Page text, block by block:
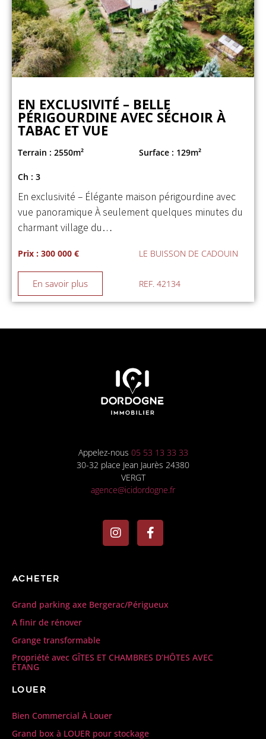
EN EXCLUSIVITÉ – BELLE
PÉRIGOURDINE AVEC SÉCHOIR À
TABAC ET VUE
Terrain : 2550m² Surface : 129m²
Ch : 3
En exclusivité – Élégante maison périgourdine avec
vue panoramique À seulement quelques minutes du
charmant village du…
Prix : 300 000 € LE BUISSON DE CADOUIN
En savoir plus REF. 42134
Appelez-nous 05 53 13 33 33
30-32 place Jean Jaurès 24380
VERGT
agence@icidordogne.fr
Acheter
Grand parking axe Bergerac/Périgueux
A finir de rénover
Grange transformable
Propriété avec GÎTES ET CHAMBRES D’HÔTES AVEC
ÉTANG
Louer
Bien Commercial À Louer
Grand box à LOUER pour stockage